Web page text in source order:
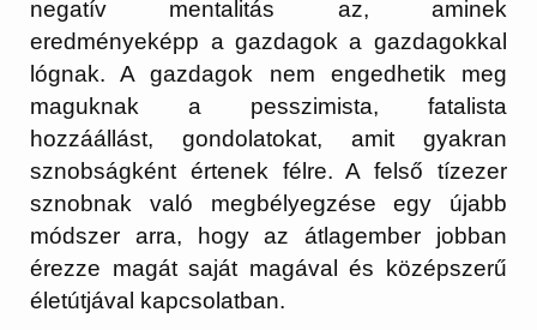
negatív mentalitás az, aminek
eredményeképp a gazdagok a gazdagokkal
lógnak. A gazdagok nem engedhetik meg
maguknak a pesszimista, fatalista
hozzáállást, gondolatokat, amit gyakran
sznobságként értenek félre. A felső tízezer
sznobnak való megbélyegzése egy újabb
módszer arra, hogy az átlagember jobban
érezze magát saját magával és középszerű
életútjával kapcsolatban.